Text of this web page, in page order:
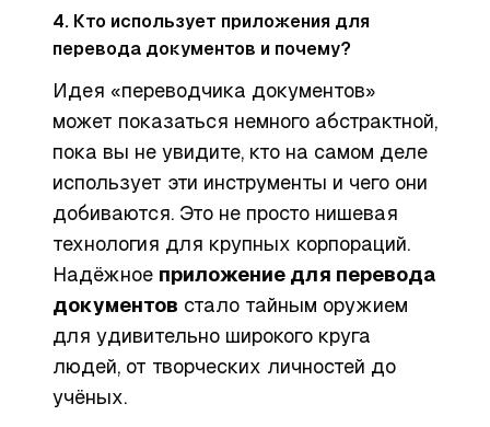
4. Кто использует приложения для
перевода документов и почему?
Идея «переводчика документов»
может показаться немного абстрактной,
пока вы не увидите, кто на самом деле
использует эти инструменты и чего они
добиваются. Это не просто нишевая
технология для крупных корпораций.
Надёжное приложение для перевода
документов стало тайным оружием
для удивительно широкого круга
людей, от творческих личностей до
учёных.